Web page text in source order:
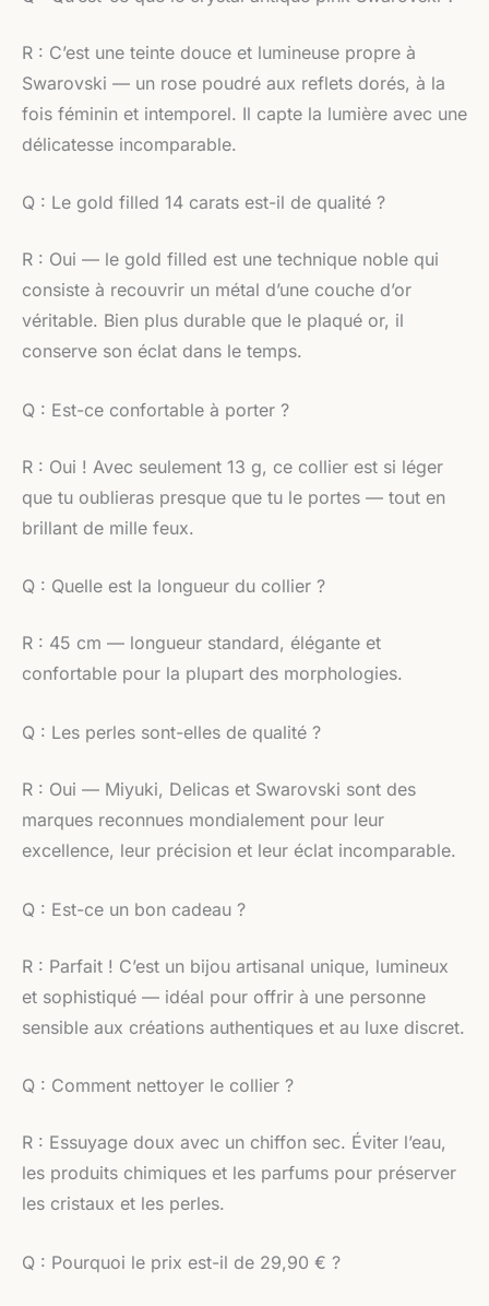
R : C’est une teinte douce et lumineuse propre à
Swarovski — un rose poudré aux reflets dorés, à la
fois féminin et intemporel. Il capte la lumière avec une
délicatesse incomparable.
Q : Le gold filled 14 carats est-il de qualité ?
R : Oui — le gold filled est une technique noble qui
consiste à recouvrir un métal d’une couche d’or
véritable. Bien plus durable que le plaqué or, il
conserve son éclat dans le temps.
Q : Est-ce confortable à porter ?
R : Oui ! Avec seulement 13 g, ce collier est si léger
que tu oublieras presque que tu le portes — tout en
brillant de mille feux.
Q : Quelle est la longueur du collier ?
R : 45 cm — longueur standard, élégante et
confortable pour la plupart des morphologies.
Q : Les perles sont-elles de qualité ?
R : Oui — Miyuki, Delicas et Swarovski sont des
marques reconnues mondialement pour leur
excellence, leur précision et leur éclat incomparable.
Q : Est-ce un bon cadeau ?
R : Parfait ! C’est un bijou artisanal unique, lumineux
et sophistiqué — idéal pour offrir à une personne
sensible aux créations authentiques et au luxe discret.
Q : Comment nettoyer le collier ?
R : Essuyage doux avec un chiffon sec. Éviter l’eau,
les produits chimiques et les parfums pour préserver
les cristaux et les perles.
Q : Pourquoi le prix est-il de 29,90 € ?